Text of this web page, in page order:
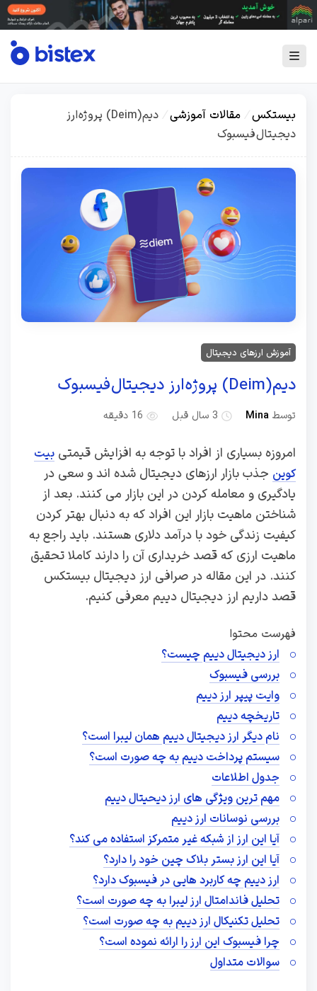
بیستکس مقالات آموزشی
دیم (Deim) پروژه ارز
دیجیتال فیسبوک
آموزش ارزهای دیجیتال
دیم (Deim) پروژه ارز دیجیتال فیسبوک
توسط Mina 3 سال قبل 16 دقیقه
امروزه بسیاری از افراد با توجه به افزایش قیمتی بیت
کوین جذب بازار ارزهای دیجیتال شده اند و سعی در
یادگیری و معامله کردن در این بازار می کنند. بعد از
شناختن ماهیت بازار این افراد که به دنبال بهتر کردن
کیفیت زندگی خود با درآمد دلاری هستند. باید راجع به
ماهیت ارزی که قصد خریداری آن را دارند کاملا تحقیق
کنند. در این مقاله در صرافی ارز دیجیتال بیستکس
قصد داریم ارز دیجیتال دییم معرفی کنیم.
فهرست محتوا
ارز دیجیتال دییم چیست؟
بررسی فیسبوک
وایت پیپر ارز دییم
تاریخچه دییم
نام دیگر ارز دیجیتال دییم همان لیبرا است؟
سیستم پرداخت دییم به چه صورت است؟
جدول اطلاعات
مهم ترین ویژگی های ارز دیحیتال دییم
بررسی نوسانات ارز دییم
آیا این ارز از شبکه غیر متمرکز استفاده می کند؟
آیا این ارز بستر بلاک چین خود را دارد؟
ارز دییم چه کاربرد هایی در فیسبوک دارد؟
تحلیل فاندامتال ارز لیبرا به چه صورت است؟
تحلیل تکنیکال ارز دییم به چه صورت است؟
چرا فیسبوک این ارز را ارائه نموده است؟
سوالات متداول